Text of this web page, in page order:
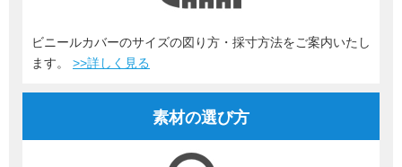
ビニールカバーのサイズの図り方・採寸方法をご案内いたし
ます。 >>詳しく見る
素材の選び方